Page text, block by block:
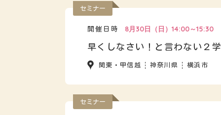
セミナー
開催日時
8月30日（日）14:00～15:30
早くしなさい！と言わない２
関東・甲信越 神奈川県 横浜市
セミナー